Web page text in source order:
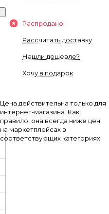
Распродано
Рассчитать доставку
Нашли дешевле?
Хочу в подарок
Цена действительна только для
интернет-магазина. Как
правило, она всегда ниже цен
на маркетплейсах в
соответствующих категориях.